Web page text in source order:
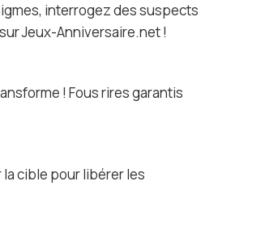
interrogez des suspects
Jeux-Anniversaire.net !
! Fous rires garantis
cible pour libérer les